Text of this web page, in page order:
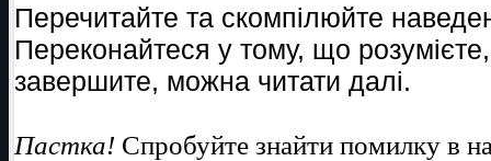
Перечитайте та скомпілюйте
Переконайтеся у тому, що
завершите, можна читати далі.
Пастка! Спробуйте знайти помилку в